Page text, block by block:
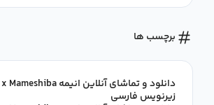
برچسب ها
زیرنویس فارسی